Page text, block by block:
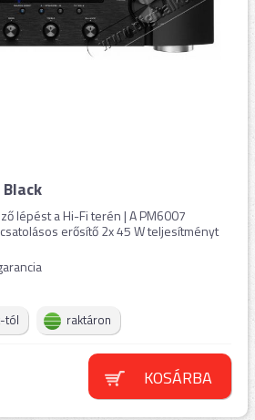
lépést a Hi-Fi terén | A PM6007
erősítő 2x 45 W teljesítményt
tól raktáron
KOSÁRBA